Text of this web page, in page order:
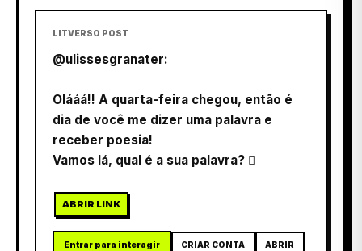
LITVERSO POST
@ulissesgranater:
Olááá!! A quarta-feira chegou, então é
dia de você me dizer uma palavra e
receber poesia!
Vamos lá, qual é a sua palavra? 
ABRIR LINK
Entrar para interagir CRIAR CONTA ABRIR